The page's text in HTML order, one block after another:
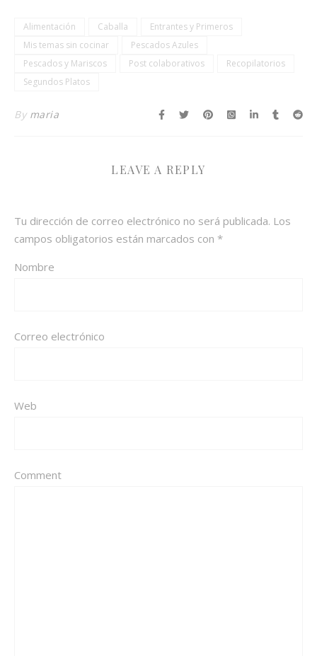
Alimentación Caballa
Entrantes y Primeros
Mis temas sin cocinar
Pescados Azules
Pescados y Mariscos
Post colaborativos
Recopilatorios
Segundos Platos
By maria
LEAVE A REPLY
Tu dirección de correo electrónico no será publicada. Los
campos obligatorios están marcados con *
Nombre
Correo electrónico
Web
Comment